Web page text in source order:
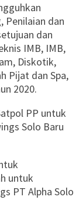
Penilaian dan
dan
IMB, IMB,
Diskotik,
Pijat dan Spa,
2020.
PP untuk
Solo Baru
untuk
PT Alpha Solo